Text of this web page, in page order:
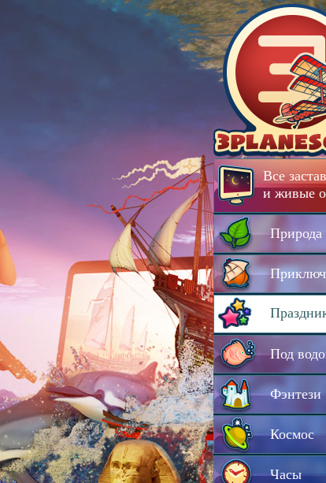
Все
и живые
Природа
Под
Фэнтези
Космос
Часы